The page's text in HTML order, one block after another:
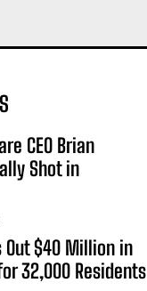
CEO Brian
Shot in
Out $40 Million in
32,000 Residents